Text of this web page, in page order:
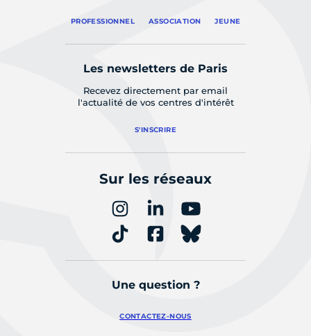
PROFESSIONNEL ASSOCIATION JEUNE
Les newsletters de Paris
Recevez directement par email
l'actualité de vos centres d'intérêt
S'INSCRIRE
Sur les réseaux
Une question ?
CONTACTEZ-NOUS